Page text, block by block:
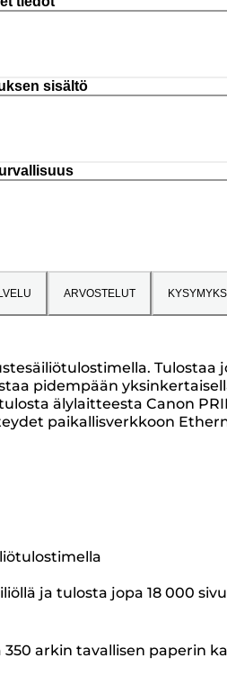
sisältö
ARVOSTELUT
Tulostaa
pidempään
älylaitteesta Canon
paikallisverkkoon
ja tulosta jopa 18 000
arkin tavallisen paperin